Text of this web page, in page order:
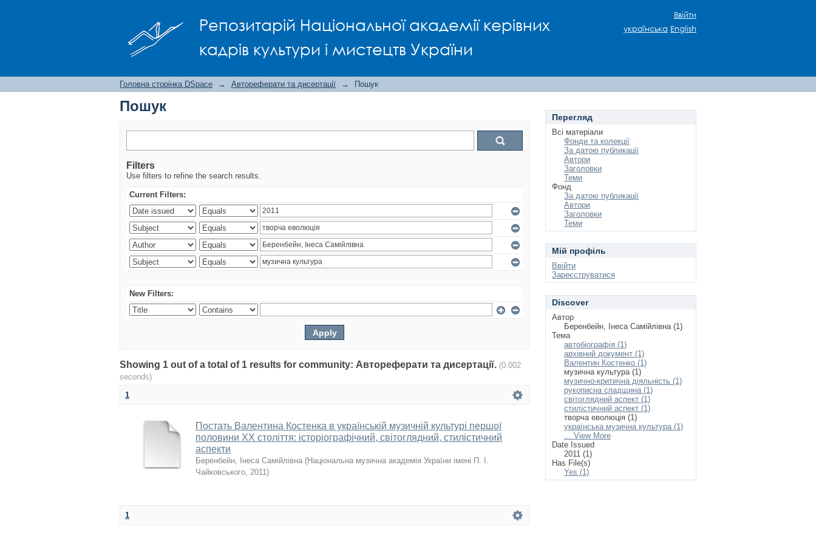
Репозитарій Національної академії керівних
кадрів культури і мистецтв України
Ввійти
українська English
Головна сторінка DSpace → Автореферати та дисертації → Пошук
Пошук
Filters
Use filters to refine the search results.
Current Filters:
New Filters:
Showing 1 out of a total of 1 results for community: Автореферати та дисертації. (0.002
seconds)
1
Постать Валентина Костенка в українській музичній культурі першої
половини XX століття: історіографічний, світоглядний, стилістичний
аспекти
Беренбейн, Інеса Самійлівна (Національна музична академія України імені П. І.
Чайковського, 2011)
1
Перегляд
Всі матеріали
Фонди та колекції
За датою публикації
Автори
Заголовки
Теми
Фонд
За датою публикації
Автори
Заголовки
Теми
Мій профіль
Ввійти
Зареєструватися
Discover
Автор
Беренбейн, Інеса Самійлівна (1)
Тема
автобіографія (1)
архівний документ (1)
Валентин Костенко (1)
музична культура (1)
музично-критична діяльність (1)
рукописна спадщина (1)
світоглядний аспект (1)
стилістичний аспект (1)
творча еволюція (1)
українська музична культура (1)
... View More
Date Issued
2011 (1)
Has File(s)
Yes (1)